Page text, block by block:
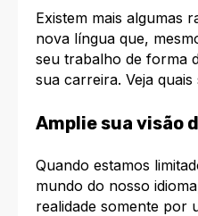
Existem mais algumas
nova língua que,
seu trabalho de forma
sua carreira. Veja quais
Amplie sua visão
Quando estamos
mundo do nosso
realidade somente por